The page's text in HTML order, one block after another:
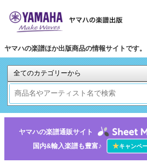
ヤマハの楽譜ほか出版商品の情報サイトです。
ヤマハの楽譜通販サイト
国内&輸入楽譜も豊富♪
★キャンペ